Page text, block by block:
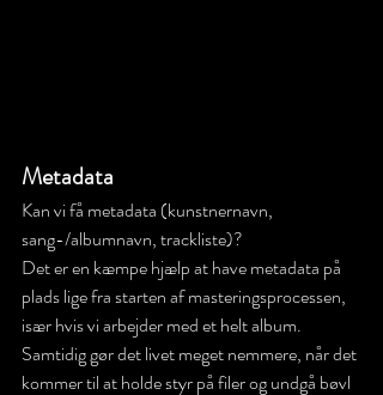
Metadata
Kan vi få metadata (kunstnernavn,
sang-/albumnavn, trackliste)?
Det er en kæmpe hjælp at have metadata på
plads lige fra starten af masteringsprocessen,
især hvis vi arbejder med et helt album.
Samtidig gør det livet meget nemmere, når det
kommer til at holde styr på filer og undgå bøvl